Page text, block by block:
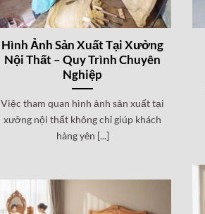
Hình Ảnh Sản Xuất Tại Xưởng
Nội Thất – Quy Trình Chuyên
Nghiệp
Việc tham quan hình ảnh sản xuất tại
xưởng nội thất không chỉ giúp khách
hàng yên [...]